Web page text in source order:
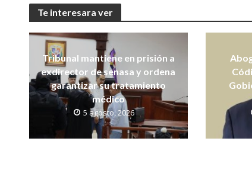
Te interesara ver
Tribunal mantiene en prisión a
exdirector de senasa y ordena
garantizar su tratamiento
médico
5 agosto, 2026